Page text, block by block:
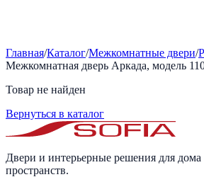
Главная/Каталог/Межкомнатные двери/
Межкомнатная дверь Аркада, модель
Товар не найден
Вернуться в каталог
Двери и интерьерные решения для
пространств.